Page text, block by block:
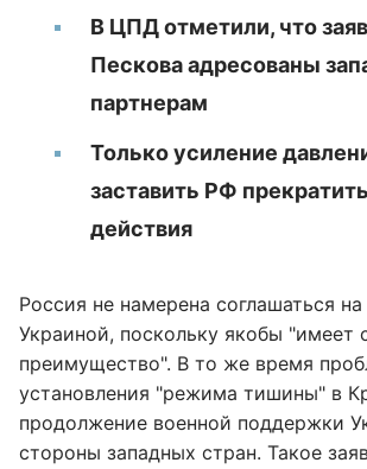
В ЦПД отметили, что
Пескова адресованы
партнерам
Только усиление
заставить РФ
действия
Россия не намерена соглашаться на
Украиной, поскольку якобы "имеет
преимущество". В то же время
установления "режима тишины" в
продолжение военной поддержки
стороны западных стран. Такое